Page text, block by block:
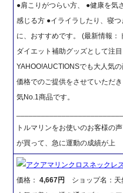
●肩こりがつらい方、 ●健康を気
感じる方 ●イライラしたり、寝
に、おすすめです。 (最新情報
ダイエット補助グッズとして注
YAHOO!AUCTIONSでも大人気
価格でのご提供をさせていただ
気No.1商品です。
トルマリンをお使いのお客様の
が買って、急に運動の成績が上
アクアマリンクロスネックレ
価格：4,667円
ショップ名：天